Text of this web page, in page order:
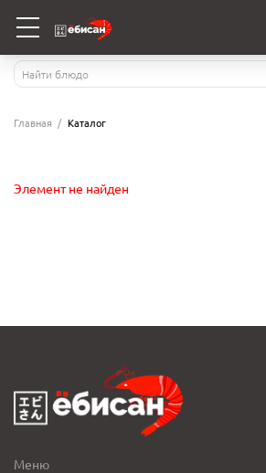
Главная Каталог
Элемент не найден
Меню